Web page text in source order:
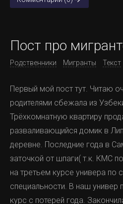
Пост про
Родственники Мигранты Текст
Первый мой пост тут. Читаю
родителями сбежала из
Трёхкомнатную квартиру
разваливающийся домик в
деревне. Последние года в
заточкой от шпаги( т.к. КМС
на третьем курсе универа по
специальности. В наш универ
курс с потерей года.